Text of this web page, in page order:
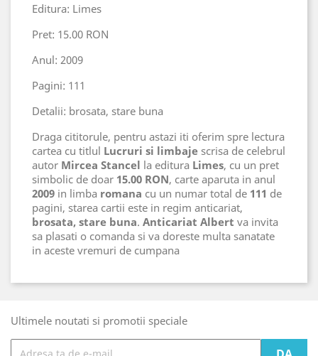
Editura: Limes
Pret: 15.00 RON
Anul: 2009
Pagini: 111
Detalii: brosata, stare buna
Draga cititorule, pentru astazi iti oferim spre lectura
cartea cu titlul Lucruri si limbaje scrisa de celebrul
autor Mircea Stancel la editura Limes, cu un pret
simbolic de doar 15.00 RON, carte aparuta in anul
2009 in limba romana cu un numar total de 111 de
pagini, starea cartii este in regim anticariat,
brosata, stare buna. Anticariat Albert va invita
sa plasati o comanda si va doreste multa sanatate
in aceste vremuri de cumpana
Ultimele noutati si promotii speciale